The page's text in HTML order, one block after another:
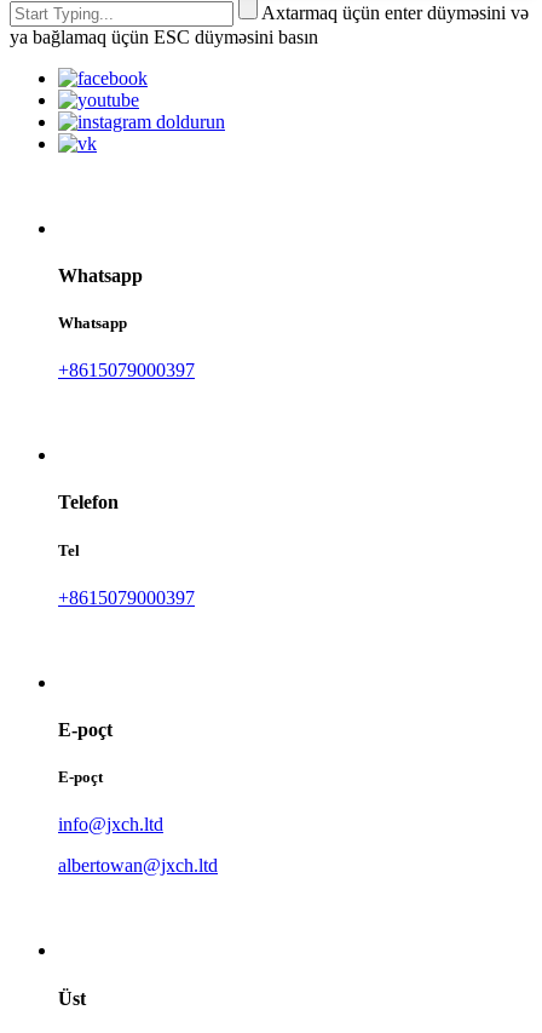
Axtarmaq üçün enter düyməsini və
ya bağlamaq üçün ESC düyməsini basın
Whatsapp
Whatsapp
+8615079000397
Telefon
Tel
+8615079000397
E-poçt
E-poçt
info@jxch.ltd
albertowan@jxch.ltd
Üst